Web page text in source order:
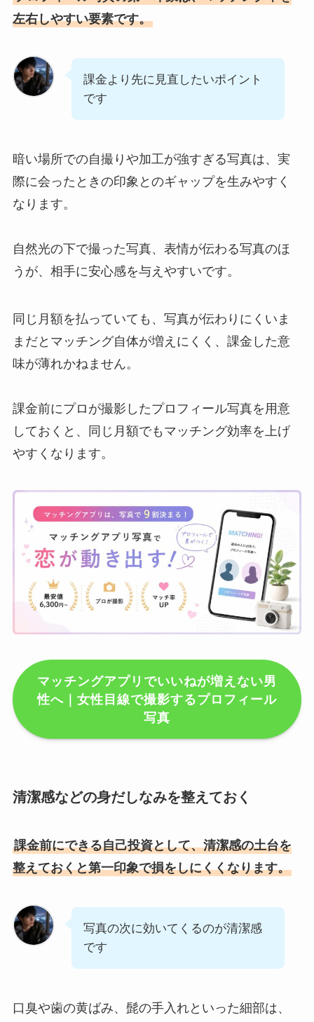
左右しやすい要素です。
課金より先に見直したいポイント
です
暗い場所での自撮りや加工が強すぎる写真は、実
際に会ったときの印象とのギャップを生みやすく
なります。
自然光の下で撮った写真、表情が伝わる写真のほ
うが、相手に安心感を与えやすいです。
同じ月額を払っていても、写真が伝わりにくいま
まだとマッチング自体が増えにくく、課金した意
味が薄れかねません。
課金前にプロが撮影したプロフィール写真を用意
しておくと、同じ月額でもマッチング効率を上げ
やすくなります。
マッチングアプリでいいねが増えない男
性へ｜女性目線で撮影するプロフィール
写真
清潔感などの身だしなみを整えておく
課金前にできる自己投資として、清潔感の土台を
整えておくと第一印象で損をしにくくなります。
写真の次に効いてくるのが清潔感
です
口臭や歯の黄ばみ、髭の手入れといった細部は、